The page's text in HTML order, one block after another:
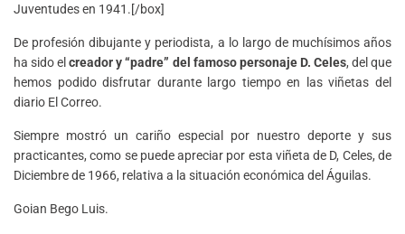
Juventudes en 1941.[/box]
De profesión dibujante y periodista, a lo largo de muchísimos años
ha sido elcreador y “padre” del famoso personaje D. Celes, del que
hemos podido disfrutar durante largo tiempo en las viñetas del
diario El Correo.
Siempre mostró un cariño especial por nuestro deporte y sus
practicantes, como se puede apreciar por esta viñeta de D, Celes, de
Diciembre de 1966, relativa a la situación económica del Águilas.
Goian Bego Luis.